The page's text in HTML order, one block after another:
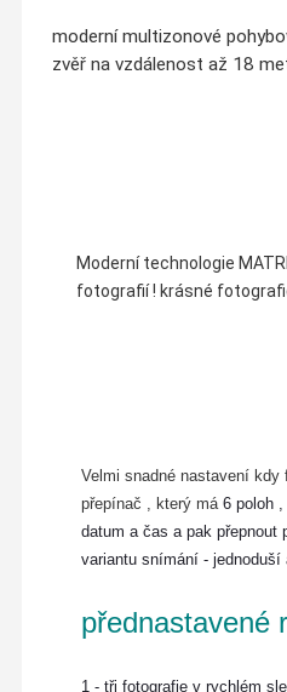
moderní multizonové
zvěř na vzdálenost až 18
Moderní technologie
fotografií ! krásné
Velmi snadné nastavení kdy
přepínač , který má 6 poloh
datum a čas a pak přepnout
variantu snímání -
přednastavené
1 - tři fotografie v rychlém